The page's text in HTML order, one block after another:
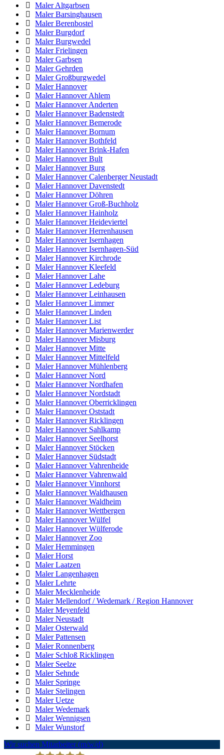
Maler Altgarbsen
Maler Barsinghausen
Maler Berenbostel
Maler Burgdorf
Maler Burgwedel
Maler Frielingen
Maler Garbsen
Maler Gehrden
Maler Großburgwedel
Maler Hannover
Maler Hannover Ahlem
Maler Hannover Anderten
Maler Hannover Badenstedt
Maler Hannover Bemerode
Maler Hannover Bornum
Maler Hannover Bothfeld
Maler Hannover Brink-Hafen
Maler Hannover Bult
Maler Hannover Burg
Maler Hannover Calenberger Neustadt
Maler Hannover Davenstedt
Maler Hannover Döhren
Maler Hannover Groß-Buchholz
Maler Hannover Hainholz
Maler Hannover Heideviertel
Maler Hannover Herrenhausen
Maler Hannover Isernhagen
Maler Hannover Isernhagen-Süd
Maler Hannover Kirchrode
Maler Hannover Kleefeld
Maler Hannover Lahe
Maler Hannover Ledeburg
Maler Hannover Leinhausen
Maler Hannover Limmer
Maler Hannover Linden
Maler Hannover List
Maler Hannover Marienwerder
Maler Hannover Misburg
Maler Hannover Mitte
Maler Hannover Mittelfeld
Maler Hannover Mühlenberg
Maler Hannover Nord
Maler Hannover Nordhafen
Maler Hannover Nordstadt
Maler Hannover Oberricklingen
Maler Hannover Oststadt
Maler Hannover Ricklingen
Maler Hannover Sahlkamp
Maler Hannover Seelhorst
Maler Hannover Stöcken
Maler Hannover Südstadt
Maler Hannover Vahrenheide
Maler Hannover Vahrenwald
Maler Hannover Vinnhorst
Maler Hannover Waldhausen
Maler Hannover Waldheim
Maler Hannover Wettbergen
Maler Hannover Wülfel
Maler Hannover Wülferode
Maler Hannover Zoo
Maler Hemmingen
Maler Horst
Maler Laatzen
Maler Langenhagen
Maler Lehrte
Maler Mecklenheide
Maler Mellendorf / Wedemark / Region Hannover
Maler Meyenfeld
Maler Neustadt
Maler Osterwald
Maler Pattensen
Maler Ronnenberg
Maler Schloß Ricklingen
Maler Seelze
Maler Sehnde
Maler Springe
Maler Stelingen
Maler Uetze
Maler Wedemark
Maler Wennigsen
Maler Wunstorf
Wir suchen Mitarbeiter (m/w/d)